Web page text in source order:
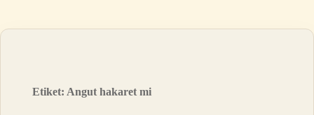
Etiket: Angut hakaret mi